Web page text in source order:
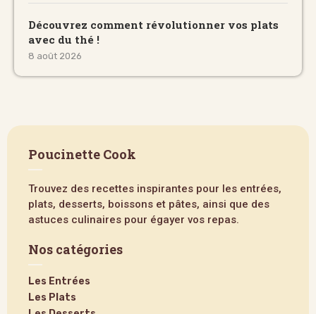
Découvrez comment révolutionner vos plats
avec du thé !
8 août 2026
Poucinette Cook
Trouvez des recettes inspirantes pour les entrées,
plats, desserts, boissons et pâtes, ainsi que des
astuces culinaires pour égayer vos repas.
Nos catégories
Les Entrées
Les Plats